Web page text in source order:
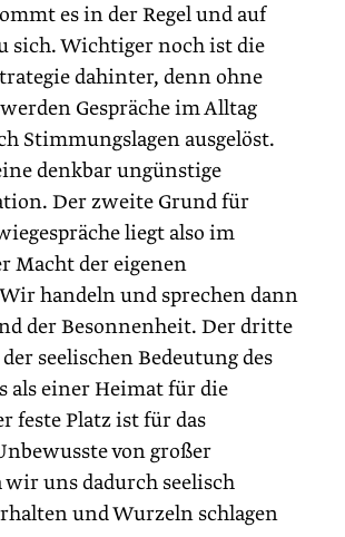
es in der Regel und auf
sich. Wichtiger noch ist die
dahinter, denn ohne
Gespräche im Alltag
Stimmungslagen ausgelöst.
denkbar ungünstige
Der zweite Grund für
liegt also im
Macht der eigenen
handeln und sprechen dann
der Besonnenheit. Der dritte
seelischen Bedeutung des
als einer Heimat für die
feste Platz ist für das
von großer
wir uns dadurch seelisch
und Wurzeln schlagen